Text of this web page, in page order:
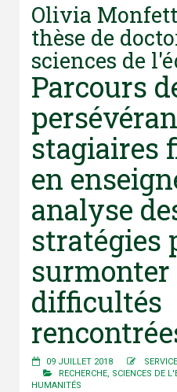
Olivia
thèse de
sciences de
Parcours
stagiaires
en
analyse
stratégies
surmonter
difficultés
09 JUILLET 2018
RECHERCHE, SCIENCES DE
HUMANITÉS